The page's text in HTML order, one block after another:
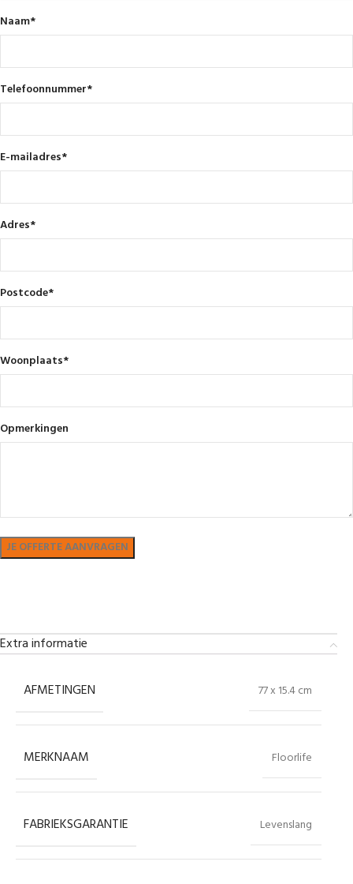
Naam*
Telefoonnummer*
E-mailadres*
Adres*
Postcode*
Woonplaats*
Opmerkingen
Extra informatie
AFMETINGEN 77 x 15.4 cm
MERKNAAM Floorlife
FABRIEKSGARANTIE Levenslang